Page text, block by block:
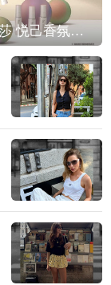
IPSA茵芙莎 悦己香氛凝露上市